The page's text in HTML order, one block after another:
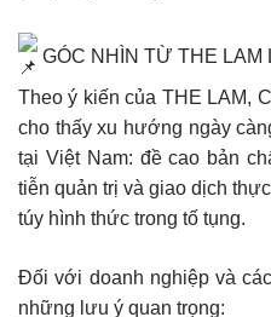
GÓC NHÌN TỪ THE LAM
Theo ý kiến của THE LAM,
cho thấy xu hướng ngày
tại Việt Nam: đề cao bản
tiễn quản trị và giao dịch
túy hình thức trong tố tụng.
Đối với doanh nghiệp và
những lưu ý quan trọng: